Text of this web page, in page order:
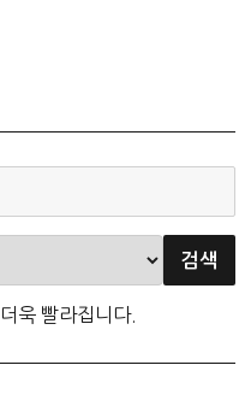
욱 빨라집니다.